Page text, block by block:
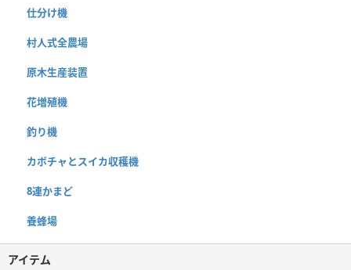
仕分け機
村人式全農場
原木生産装置
花増殖機
釣り機
カボチャとスイカ収穫機
8連かまど
養蜂場
アイテム